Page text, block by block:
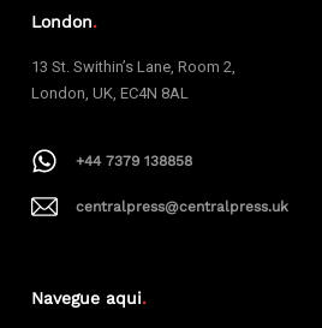
London.
13 St. Swithin’s Lane, Room 2,
London, UK, EC4N 8AL
+44 7379 138858
centralpress@centralpress.uk
Navegue aqui.